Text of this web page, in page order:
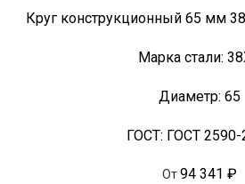
Круг конструкционный 65 мм
Марка стали:
Диаметр: 65
ГОСТ: ГОСТ 2590-
От94 341 ₽